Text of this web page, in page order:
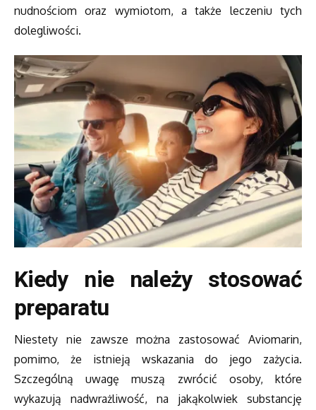
nudnościom oraz wymiotom, a także leczeniu tych
dolegliwości.
Kiedy nie należy stosować
preparatu
Niestety nie zawsze można zastosować Aviomarin,
pomimo, że istnieją wskazania do jego zażycia.
Szczególną uwagę muszą zwrócić osoby, które
wykazują nadwrażliwość, na jakąkolwiek substancję